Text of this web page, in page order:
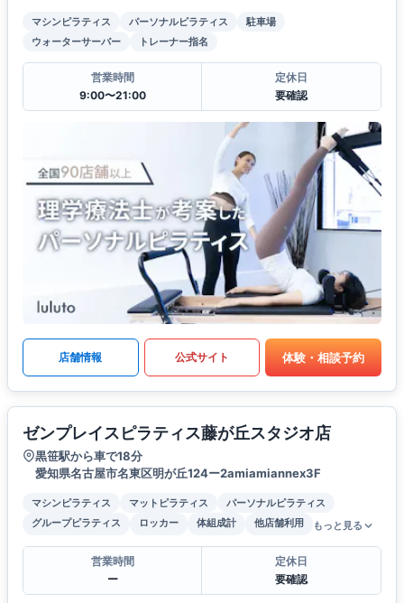
マシンピラティス パーソナルピラティス
駐車場
ウォーターサーバー
トレーナー指名
営業時間
9:00〜21:00
定休日
要確認
店舗情報 公式サイト 体験・相談予約
ゼンプレイスピラティス藤が丘スタジオ店
黒笹駅から車で18分
愛知県名古屋市名東区明が丘124ー2amiamiannex3F
マシンピラティス マットピラティス
パーソナルピラティス
グループピラティス
ロッカー 体組成計 他店舗利用 もっと見る
営業時間
ー
定休日
要確認